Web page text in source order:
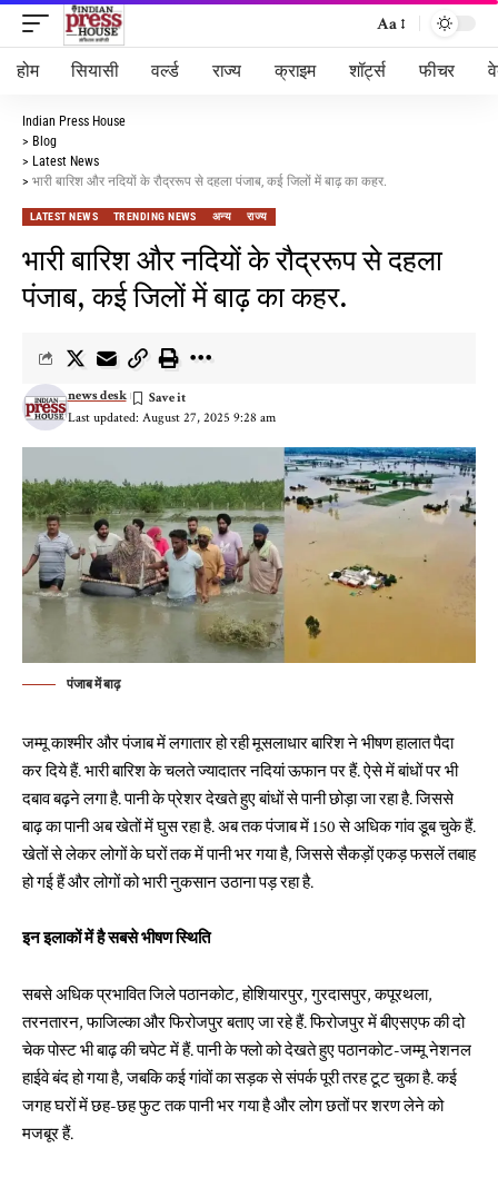
Aa
होम सियासी वर्ल्ड राज्य क्राइम शॉर्ट्स फीचर
Indian Press House
> Blog
> Latest News
> भारी बारिश और नदियों के रौद्ररूप से दहला पंजाब, कई जिलों में बाढ़ का कहर.
LATEST NEWS TRENDING NEWS अन्य राज्य
भारी बारिश और नदियों के रौद्ररूप से दहला
पंजाब, कई जिलों में बाढ़ का कहर.
Last updated: August 27, 2025 9:28 am
news desk
पंजाब में बाढ़
जम्मू काश्मीर और पंजाब में लगातार हो रही मूसलाधार बारिश ने भीषण हालात पैदा
कर दिये हैं. भारी बारिश के चलते ज्यादातर नदियां ऊफान पर हैं. ऐसे में बांधों पर भी
दबाव बढ़ने लगा है. पानी के प्रेशर देखते हुए बांधों से पानी छोड़ा जा रहा है. जिससे
बाढ़ का पानी अब खेतों में घुस रहा है. अब तक पंजाब में 150 से अधिक गांव डूब चुके हैं.
खेतों से लेकर लोगों के घरों तक में पानी भर गया है, जिससे सैकड़ों एकड़ फसलें तबाह
हो गई हैं और लोगों को भारी नुकसान उठाना पड़ रहा है.
इन इलाकों में है सबसे भीषण स्थिति
सबसे अधिक प्रभावित जिले पठानकोट, होशियारपुर, गुरदासपुर, कपूरथला,
तरनतारन, फाजिल्का और फिरोजपुर बताए जा रहे हैं. फिरोजपुर में बीएसएफ की दो
चेक पोस्ट भी बाढ़ की चपेट में हैं. पानी के फ्लो को देखते हुए पठानकोट-जम्मू नेशनल
हाईवे बंद हो गया है, जबकि कई गांवों का सड़क से संपर्क पूरी तरह टूट चुका है. कई
जगह घरों में छह-छह फुट तक पानी भर गया है और लोग छतों पर शरण लेने को
मजबूर हैं.